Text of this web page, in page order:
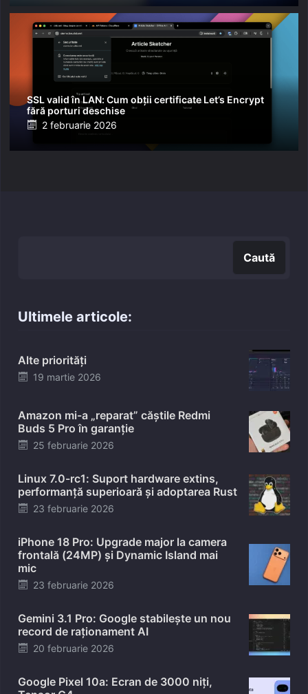
SSL valid în LAN: Cum obții certificate Let’s Encrypt
fără porturi deschise
Posted
2 februarie 2026
Caută
Ultimele articole:
Alte priorități
Posted
19 martie 2026
Amazon mi-a „reparat” căștile Redmi
Buds 5 Pro în garanție
Posted
25 februarie 2026
Linux 7.0-rc1: Suport hardware extins,
performanță superioară și adoptarea Rust
Posted
23 februarie 2026
iPhone 18 Pro: Upgrade major la camera
frontală (24MP) și Dynamic Island mai
mic
Posted
23 februarie 2026
Gemini 3.1 Pro: Google stabilește un nou
record de raționament AI
Posted
20 februarie 2026
Google Pixel 10a: Ecran de 3000 niți,